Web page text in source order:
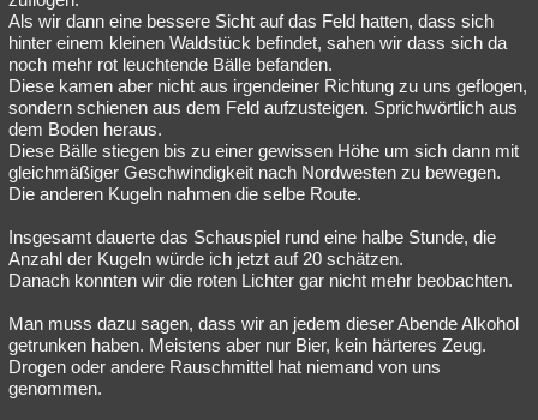
Als wir dann eine bessere Sicht auf das Feld hatten, dass sich
hinter einem kleinen Waldstück befindet, sahen wir dass sich da
noch mehr rot leuchtende Bälle befanden.
Diese kamen aber nicht aus irgendeiner Richtung zu uns geflogen,
sondern schienen aus dem Feld aufzusteigen. Sprichwörtlich aus
dem Boden heraus.
Diese Bälle stiegen bis zu einer gewissen Höhe um sich dann mit
gleichmäßiger Geschwindigkeit nach Nordwesten zu bewegen.
Die anderen Kugeln nahmen die selbe Route.
Insgesamt dauerte das Schauspiel rund eine halbe Stunde, die
Anzahl der Kugeln würde ich jetzt auf 20 schätzen.
Danach konnten wir die roten Lichter gar nicht mehr beobachten.
Man muss dazu sagen, dass wir an jedem dieser Abende Alkohol
getrunken haben. Meistens aber nur Bier, kein härteres Zeug.
Drogen oder andere Rauschmittel hat niemand von uns
genommen.